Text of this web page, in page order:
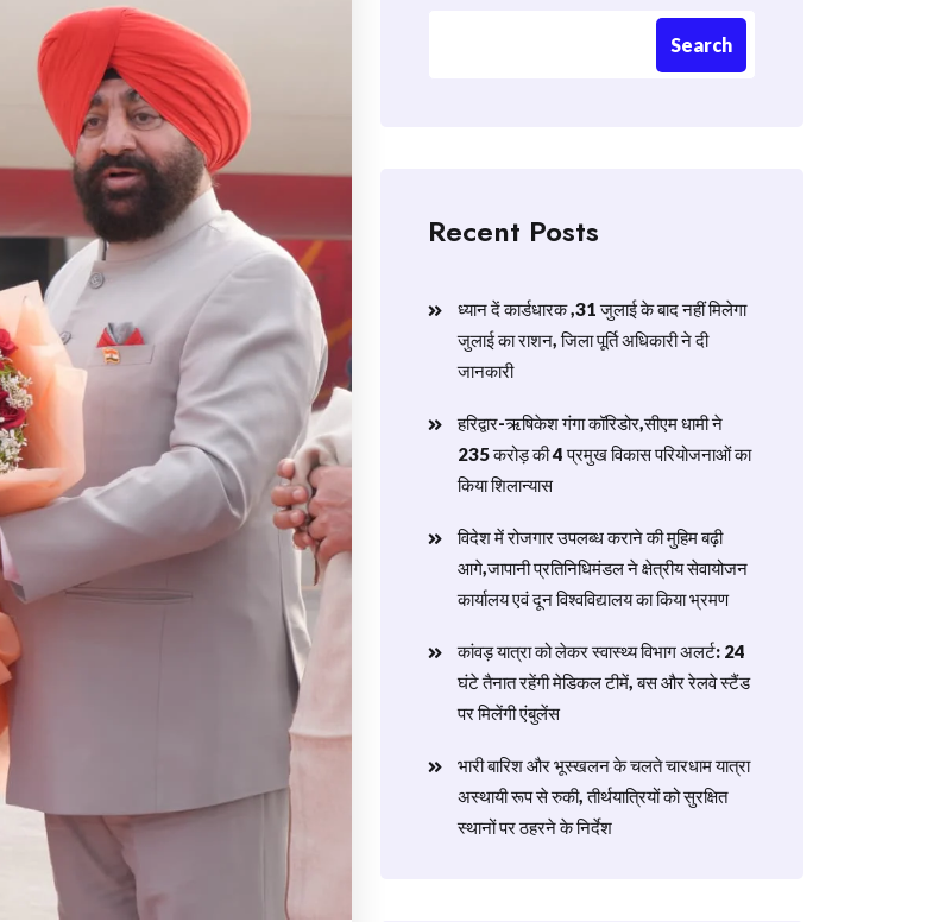
Search
Recent Posts
ध्यान दें कार्डधारक ,31 जुलाई के बाद नहीं मिलेगा
जुलाई का राशन, जिला पूर्ति अधिकारी ने दी
जानकारी
हरिद्वार-ऋषिकेश गंगा कॉरिडोर,सीएम धामी ने
235 करोड़ की 4 प्रमुख विकास परियोजनाओं का
किया शिलान्यास
विदेश में रोजगार उपलब्ध कराने की मुहिम बढ़ी
आगे,जापानी प्रतिनिधिमंडल ने क्षेत्रीय सेवायोजन
कार्यालय एवं दून विश्वविद्यालय का किया भ्रमण
​कांवड़ यात्रा को लेकर स्वास्थ्य विभाग अलर्ट: 24
घंटे तैनात रहेंगी मेडिकल टीमें, बस और रेलवे स्टैंड
पर मिलेंगी एंबुलेंस
​भारी बारिश और भूस्खलन के चलते चारधाम यात्रा
अस्थायी रूप से रुकी, तीर्थयात्रियों को सुरक्षित
स्थानों पर ठहरने के निर्देश